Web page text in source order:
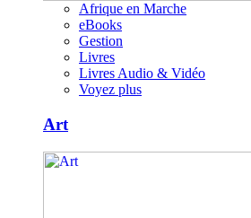
Afrique en Marche
eBooks
Gestion
Livres
Livres Audio & Vidéo
Voyez plus
Art